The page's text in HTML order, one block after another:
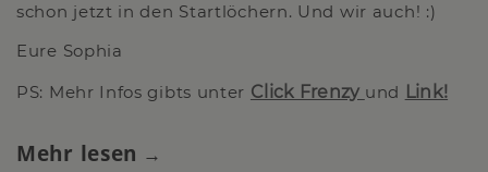
schon jetzt in den Startlöchern. Und wir auch! :)
Eure Sophia
PS: Mehr Infos gibts unter Click Frenzy und Link!
Mehr lesen